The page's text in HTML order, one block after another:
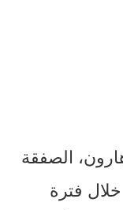
الصفقة
خلال فترة